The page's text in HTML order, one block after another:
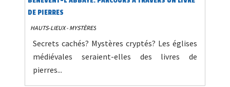
DE PIERRES
HAUTS-LIEUX - MYSTÈRES
Secrets cachés? Mystères cryptés? Les églises
médiévales seraient-elles des livres de
pierres...